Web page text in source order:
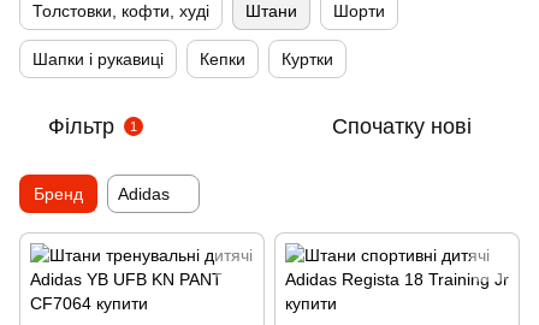
Толстовки, кофти, худі Штани Шорти
Шапки і рукавиці Кепки Куртки
Фільтр 1 Спочатку нові
Бренд Adidas